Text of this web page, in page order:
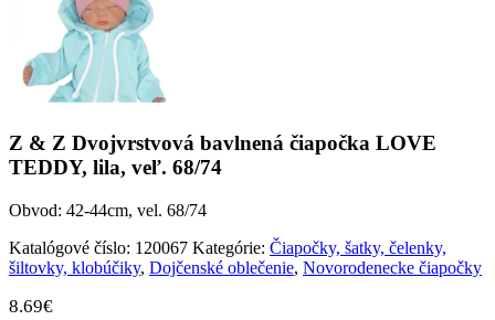
Z & Z Dvojvrstvová bavlnená čiapočka LOVE
TEDDY, lila, veľ. 68/74
Obvod: 42-44cm, vel. 68/74
Katalógové číslo: 120067 Kategórie: Čiapočky, šatky, čelenky,
šiltovky, klobúčiky, Dojčenské oblečenie, Novorodenecke čiapočky
8.69€